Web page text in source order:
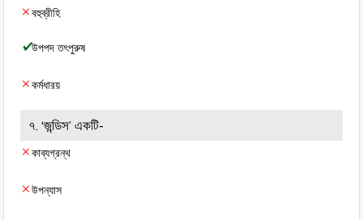
বহুব্রীহি
উপপদ তৎপুরুষ
কর্মধারয়
৭. ‘জন্ডিস’ একটি-
কাব্যগ্রন্থ
উপন্যাস